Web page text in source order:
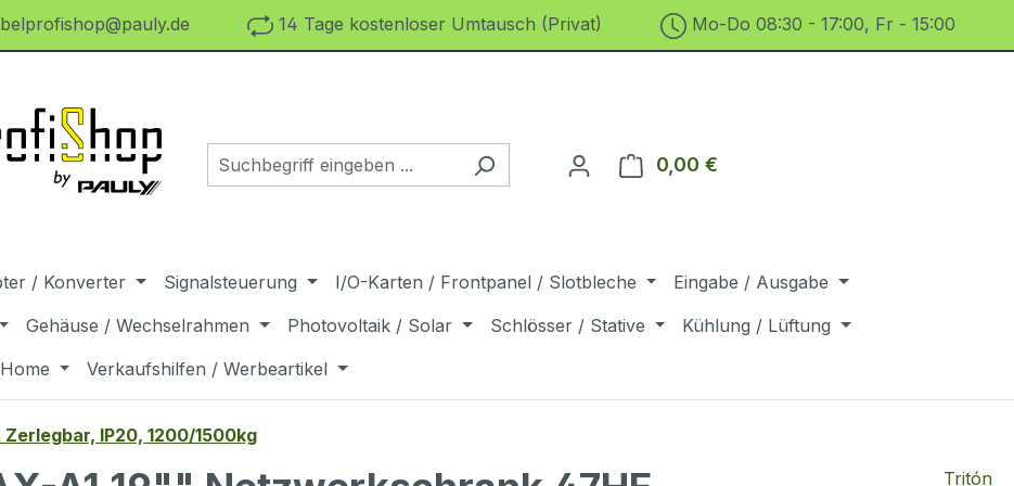
14 Tage kostenloser Umtausch (Privat) Mo-Do 08:30 - 17:00, Fr - 15:00
0,00 €
/ Konverter Signalsteuerung I/O-Karten / Frontpanel / Slotbleche
Eingabe / Ausgabe
Gehäuse / Wechselrahmen Photovoltaik / Solar Schlösser / Stative
Kühlung / Lüftung
Verkaufshilfen / Werbeartikel
Zerlegbar, IP20, 1200/1500kg
Tritón